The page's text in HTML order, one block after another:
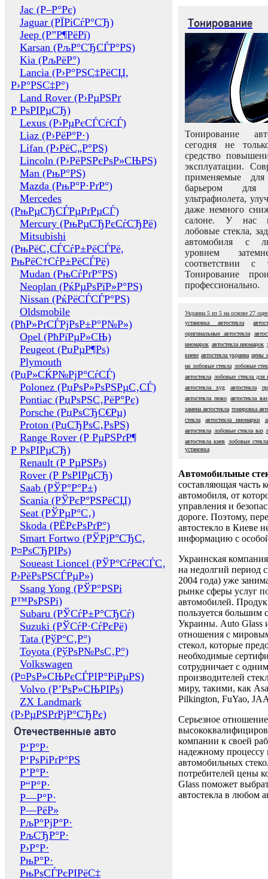
Jac (Р–Р°Рє)
Jaguar (РЇРіСѓР°СЂ)
Jeep (Р”Р¶РёРї)
Karsan (РљР°СЂСЃР°РЅ)
Kia (РљРёР°)
Lancia (Р›Р°РЅС‡РёСЏ,
Р›Р°РЅС‡Р°)
Land Rover (Р›РµРЅРґ
Р РѕРІРµСЂ)
Lexus (Р›РµРєСЃСѓСЃ)
Liaz (Р›РёР°Р·)
Lifan (Р›РёС„Р°РЅ)
Lincoln (Р›РёРЅРєРѕР»СЊРЅ)
Man (РњР°РЅ)
Mazda (РњР°Р·РґР°)
Mercedes
(РњРµСЂСЃРµРґРµСЃ)
Mercury (РњРµСЂРєСѓСЂРё)
Mitsubishi
(РњРёС‚СЃСѓР±РёСЃРё,
РњРёС†СѓР±РёСЃРё)
Mudan (РњСѓРґР°РЅ)
Neoplan (РќРµРѕРїР»Р°РЅ)
Nissan (РќРёСЃСЃР°РЅ)
Oldsmobile
(РћР»РґСЃРјРѕР±Р°Р№Р»)
Opel (РћРїРµР»СЊ)
Peugeot (РџРµР¶Рѕ)
Plymouth
(РџР»СЌР№РјР°СѓСЃ)
Polonez (РџРѕР»РѕРЅРµС‚СЃ)
Pontiac (РџРѕРЅС‚РёР°Рє)
Porsche (РџРѕСЂС€Рµ)
Proton (РџСЂРѕС‚РѕРЅ)
Range Rover (Р РµРЅРґР¶
Р РѕРІРµСЂ)
Renault (Р РµРЅРѕ)
Rover (Р РѕРІРµСЂ)
Saab (РЎР°Р°Р±)
Scania (РЎРєР°РЅРёСЏ)
Seat (РЎРµР°С‚)
Skoda (РЁРєРѕРґР°)
Smart Fortwo (РЎРјР°СЂС‚
Р¤РѕСЂРІРѕ)
Soueast Lioncel (РЎР°СѓРёСЃС‚
Р›РёРѕРЅСЃРµР»)
Ssang Yong (РЎР°РЅРі
Р™РѕРЅРі)
Subaru (РЎСѓР±Р°СЂСѓ)
Suzuki (РЎСѓР·СѓРєРё)
Tata (РўР°С‚Р°)
Toyota (РўРѕР№РѕС‚Р°)
Volkswagen
(Р¤РѕР»СЊРєСЃРІР°РіРµРЅ)
Volvo (Р’РѕР»СЊРІРѕ)
ZX Landmark
(Р›РµРЅРґРјР°СЂРє)
Отечественные авто
Р‘Р°Р·
Р‘РѕРіРґР°РЅ
Р’Р°Р·
Р“Р°Р·
Р—Р°Р·
Р—РёР»
РљР°РјР°Р·
РљСЂР°Р·
Р›Р°Р·
РњР°Р·
РњРѕСЃРєРІРёС‡
Тонирование
Тонирование
сегодня не
средство
эксплуатации.
применяемые
барьером для
ультрафиолета,
даже немного
салоне. У нас
лобовые стекла,
автомобиля с
уровнем
соответствии с
Тонирование
профессионально.
Украина 5 из 5 на основе 27
установка автостекла
оригинальные автостекла
иномарок автостекла иномарок
киеве автостекла украина цены
на лобовые стекла лобовые
автостекла лобовые стекла для
автостекла xyg
автостекла
автостекла пежо автостекла ваз
замена автостекла тонировка
стекла
автостекла иномарки
автостекла лобовые стекла ваз
автостекла киев
лобовые
установка
Автомобильные
составляющая часть
автомобиля, от
управления и
дороге. Поэтому,
автостекло в Киеве
информацию с
Украинская
на недолгий период
2004 года) уже
рынке сферы услуг
автомобилей.
пользуется большим
Украины. Auto Glass
отношения с
стекол, которые
необходимые
сотрудничает с
производителей
миру, такими, как
Pilkington, FuYao,
Серьезное отношение
компании к своей
надежному процессу
автомобильных
потребителей цены
Glass поможет
автостекла в любом